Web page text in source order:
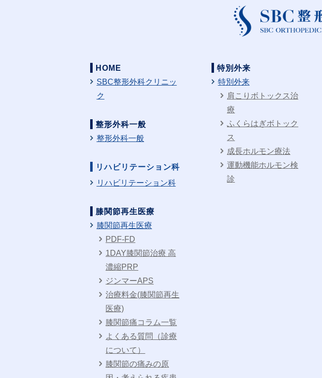
HOME
SBC整形外科クリニッ
ク
整形外科一般
整形外科一般
リハビリテーション科
リハビリテーション科
膝関節再生医療
膝関節再生医療
PDF-FD
1DAY膝関節治療 高
濃縮PRP
ジンマーAPS
治療料金(膝関節再生
医療)
膝関節痛コラム一覧
よくある質問（診療
について）
膝関節の痛みの原
特別外来
特別外来
肩こりボトックス治
療
ふくらはぎボトック
ス
成長ホルモン療法
運動機能ホルモン検
診